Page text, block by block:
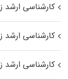
کارشناسی ارشد
کارشناسی ارشد
کارشناسی ارشد